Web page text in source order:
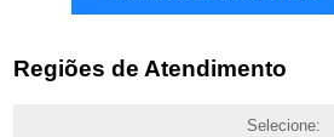
Regiões de Atendimento
Selecione: